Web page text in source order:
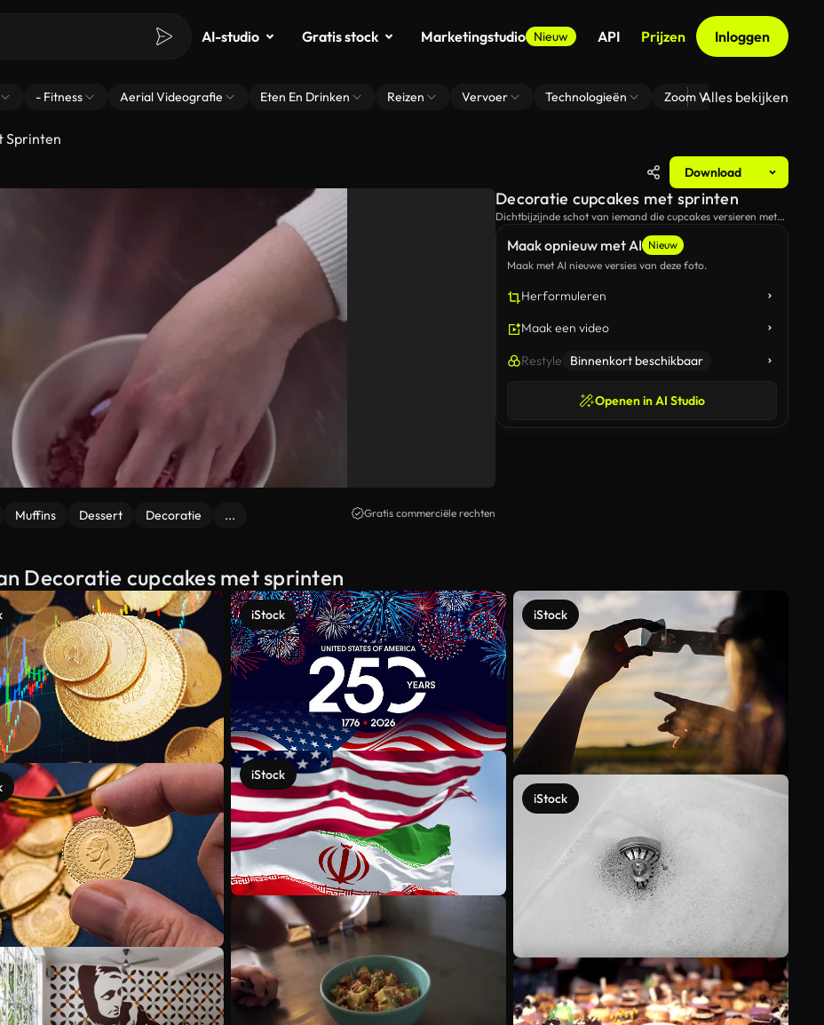
AI-studio Gratis stock Marketingstudio Nieuw API Prijzen Inloggen
- Fitness Aerial Videografie Eten En Drinken Reizen Vervoer Technologieën Zoom Virtuele
Alles bekijken
Sprinten
Download
Muffins Dessert Decoratie ... Gratis commerciële rechten
Maak opnieuw met AI Nieuw
Maak met AI nieuwe versies van deze foto.
Herformuleren
Maak een video
Restyle Binnenkort beschikbaar
Openen in AI Studio
Decoratie cupcakes met sprinten
Dichtbijzijnde schot van iemand die cupcakes versieren met
Decoratie cupcakes met sprinten
iStock
iStock
iStock
iStock